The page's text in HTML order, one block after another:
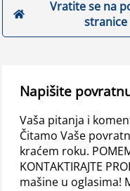
Vratite se na
stranice
Napišite
Vaša pitanja i
Čitamo Vaše
kraćem roku.
KONTAKTIRAJTE
mašine u oglasima!